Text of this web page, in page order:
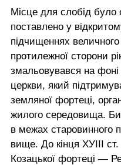
Місце для слобід було
поставлено у
підчищеннях
протилежної сторони
змальовувався на
церкви, який
земляної фортеці,
жилого середовища.
в межах старовинного
вище. До кінця ХУІІІ
Козацької фортеці —